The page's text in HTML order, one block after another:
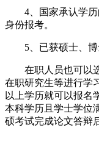
4、国家承认学历
身份报考。
5、已获硕士、博
在职人员也可以选
在职研究生等进行学
以上学历就可以报名
本科学历且学士学位
硕考试完成论文答辩